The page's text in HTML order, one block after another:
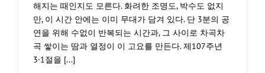
해지는 때인지도 모른다. 화려한 조명도, 박수도 없지
만, 이 시간 안에는 이미 무대가 담겨 있다. 단 3분의 공
연을 위해 수없이 반복되는 시간과, 그 사이로 차곡차
곡 쌓이는 땀과 열정이 이 고요를 만든다. 제107주년
3·1절을 [...]